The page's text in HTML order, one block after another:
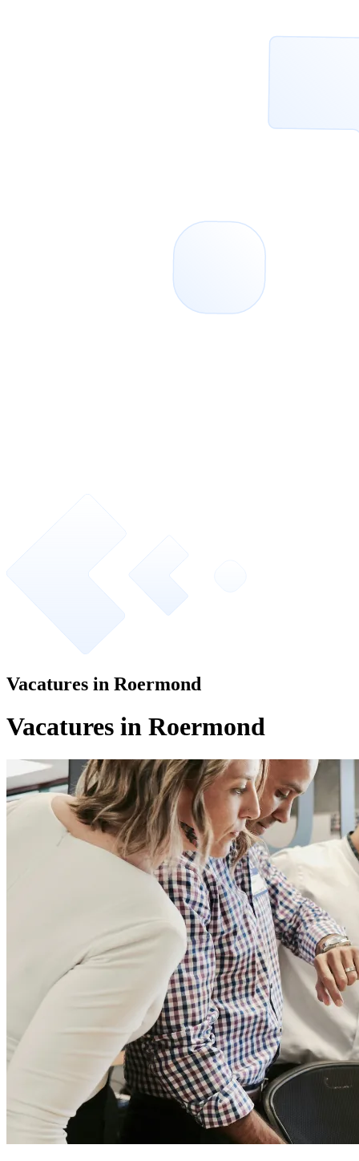
Vacatures in Roermond
Vacatures in Roermond